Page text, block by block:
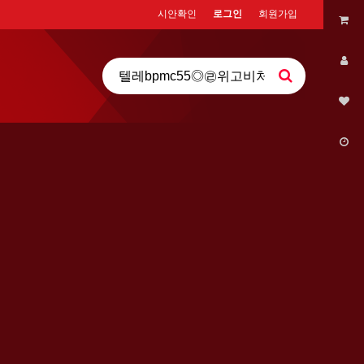
회원가입
로그인
시안확인